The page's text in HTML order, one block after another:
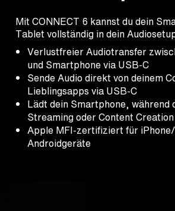
Mit CONNECT 6 kannst du dein
Tablet vollständig in dein
Verlustfreier Audiotransfer
und Smartphone via USB-C
Sende Audio direkt von deinem
Lieblingsapps via USB-C
Lädt dein Smartphone, während
Streaming oder Content
Apple MFI-zertifiziert für
Androidgeräte